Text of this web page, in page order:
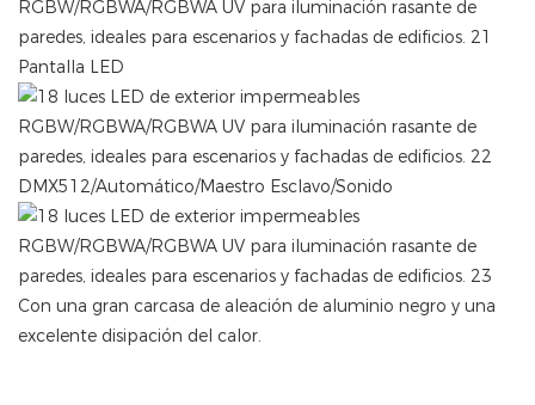
Pantalla LED
DMX512/Automático/Maestro Esclavo/Sonido
Con una gran carcasa de aleación de aluminio negro y una
excelente disipación del calor.